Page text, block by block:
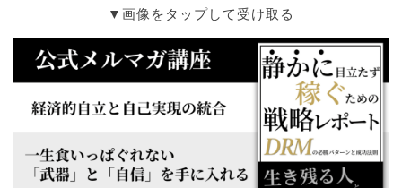
▼画像をタップして受け取る